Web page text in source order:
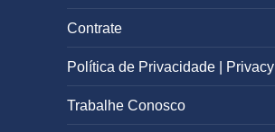
Contrate
Política de Privacidade | Privacy
Trabalhe Conosco